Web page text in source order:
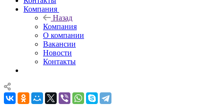
Компания
Назад
Компания
О компании
Вакансии
Новости
Контакты